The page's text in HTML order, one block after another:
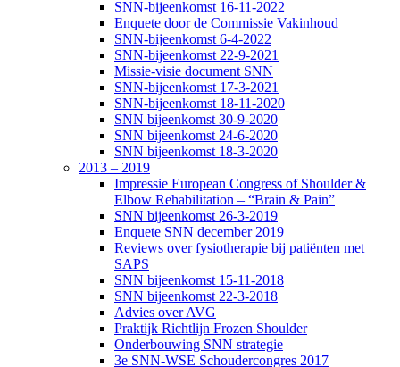
SNN-bijeenkomst 16-11-2022
Enquete door de Commissie Vakinhoud
SNN-bijeenkomst 6-4-2022
SNN-bijeenkomst 22-9-2021
Missie-visie document SNN
SNN-bijeenkomst 17-3-2021
SNN-bijeenkomst 18-11-2020
SNN bijeenkomst 30-9-2020
SNN bijeenkomst 24-6-2020
SNN bijeenkomst 18-3-2020
2013 – 2019
Impressie European Congress of Shoulder &
Elbow Rehabilitation – “Brain & Pain”
SNN bijeenkomst 26-3-2019
Enquete SNN december 2019
Reviews over fysiotherapie bij patiënten met
SAPS
SNN bijeenkomst 15-11-2018
SNN bijeenkomst 22-3-2018
Advies over AVG
Praktijk Richtlijn Frozen Shoulder
Onderbouwing SNN strategie
3e SNN-WSE Schoudercongres 2017